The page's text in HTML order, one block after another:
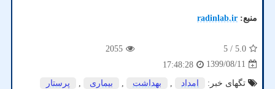
منبع: radinlab.ir
5.0
/ 5
2055
1399/08/11
17:48:28
تگهای خبر:
امداد , بهداشت , بیماری , پرستار